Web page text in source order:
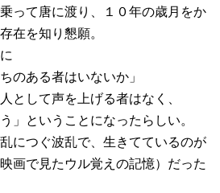
って唐に渡り、１０年の歳月をか
在を知り懇願。
のある者はいないか」
として声を上げる者はなく、
」ということになったらしい。
につぐ波乱で、生きてているのが
画で見たウル覚えの記憶）だった